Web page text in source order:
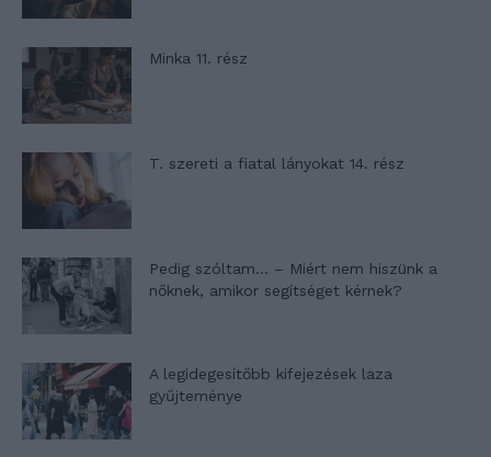
Minka 11. rész
T. szereti a fiatal lányokat 14. rész
Pedig szóltam… – Miért nem hiszünk a
nőknek, amikor segítséget kérnek?
A legidegesítőbb kifejezések laza
gyűjteménye